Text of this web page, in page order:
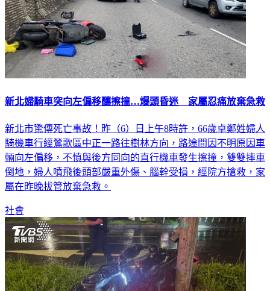
新北婦騎車突向左偏移釀擦撞…爆頭昏迷 家屬忍痛放棄急救
新北市驚傳死亡事故！昨（6）日上午8時許，66歲卓鄭姓婦人
騎機車行經鶯歌區中正一路往樹林方向，路途間因不明原因車
輛向左偏移，不慎與後方同向的直行機車發生擦撞，雙雙摔車
倒地，婦人噴飛後頭部嚴重外傷、腦幹受損，經院方搶救，家
屬在昨晚拔管放棄急救。
社會